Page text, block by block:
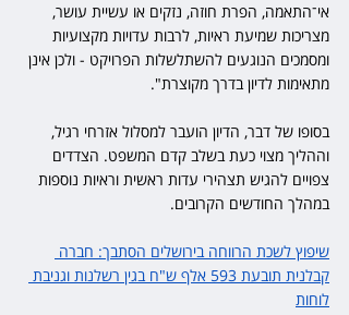
אי־התאמה, הפרת חוזה, נזקים או עשיית עושר,
מצריכות שמיעת ראיות, לרבות עדויות מקצועיות
ומסמכים הנוגעים להשתלשלות הפרויקט - ולכן אינן
מתאימות לדיון בדרך מקוצרת".
בסופו של דבר, הדיון הועבר למסלול אזרחי רגיל,
וההליך מצוי כעת בשלב קדם המשפט. הצדדים
צפויים להגיש תצהירי עדות ראשית וראיות נוספות
במהלך החודשים הקרובים.
שיפוץ לשכת הרווחה בירושלים הסתבך: חברה
קבלנית תובעת 593 אלף ש"ח בגין רשלנות וגניבת
לוחות